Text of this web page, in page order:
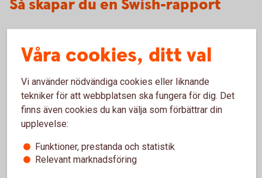
Så skapar du en Swish-rapport
Gå till översikten: Betala/överföra – Swish – Swish
Välj Swish-rapport
Återbetalningar
Våra cookies, ditt val
Vi använder nödvändiga cookies eller liknande
tekniker för att webbplatsen ska fungera för dig. Det
finns även cookies du kan välja som förbättrar din
upplevelse:
Funktioner, prestanda och statistik
Relevant marknadsföring